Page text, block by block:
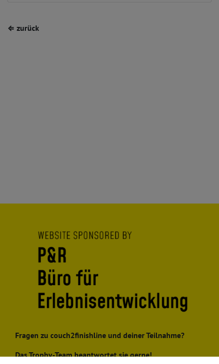
⇐ zurück
Fragen zu couch2finishline und deiner Teilnahme?
Das Trophy-Team beantwortet sie gerne!